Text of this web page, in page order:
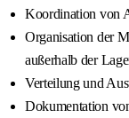
Koordination von
Organisation der
außerhalb der
Verteilung und
Dokumentation